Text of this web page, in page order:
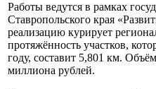
Работы ведутся в рамках
Ставропольского края
реализацию курирует
протяжённость участков,
году, составит 5,801 км.
миллиона рублей.